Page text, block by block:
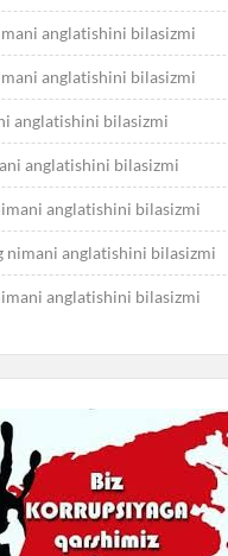
anglatishini bilasizmi
anglatishini bilasizmi
anglatishini bilasizmi
anglatishini bilasizmi
anglatishini bilasizmi
nimani anglatishini bilasizmi
anglatishini bilasizmi